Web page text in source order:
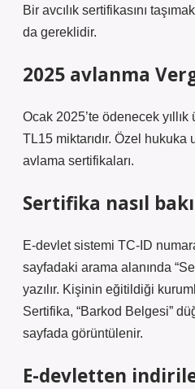
Bir avcılık sertifikasını
da gereklidir.
2025 avlanma
Ocak 2025’te ödenecek
TL15 miktarıdır. Özel hukuka
avlama sertifikaları.
Sertifika nasıl
E-devlet sistemi TC-ID
sayfadaki arama alanında
yazılır. Kişinin eğitildiği
Sertifika, “Barkod Belgesi”
sayfada görüntülenir.
E-devletten